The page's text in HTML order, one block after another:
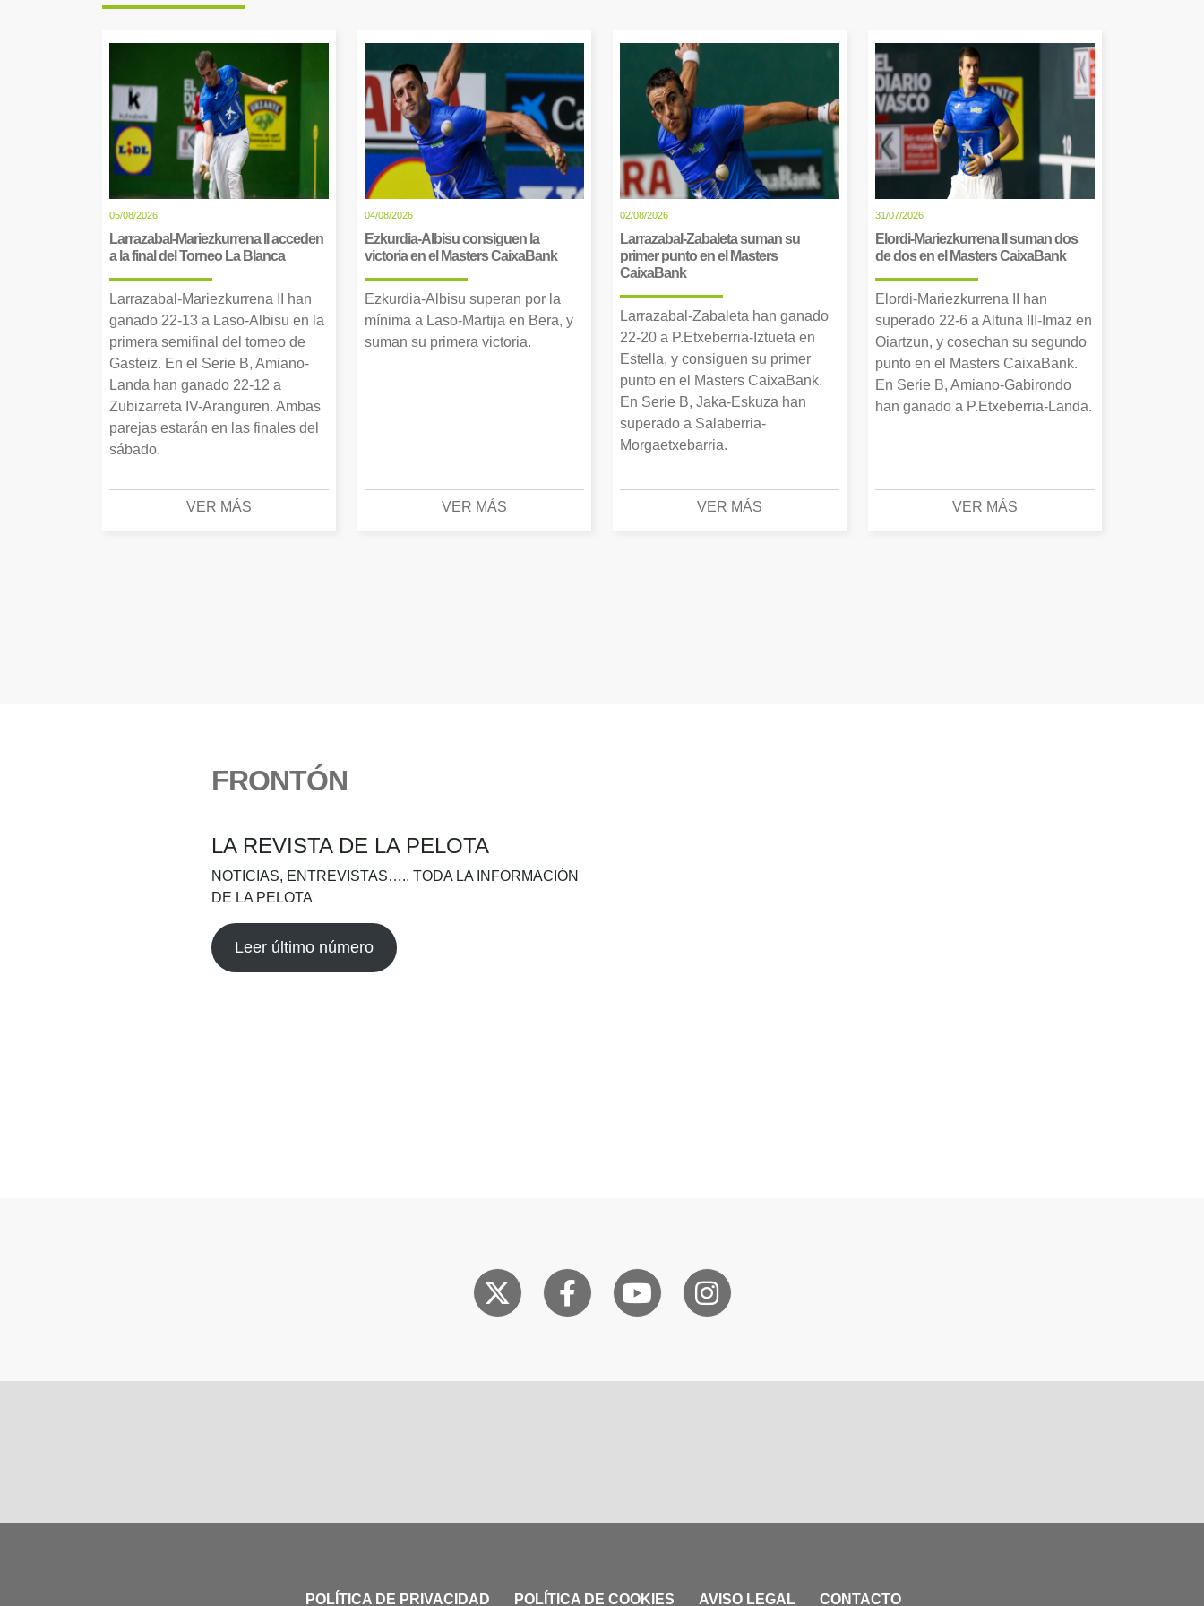
05/08/2026
Larrazabal-Mariezkurrena II acceden
a la final del Torneo La Blanca
Larrazabal-Mariezkurrena II han
ganado 22-13 a Laso-Albisu en la
primera semifinal del torneo de
Gasteiz. En el Serie B, Amiano-
Landa han ganado 22-12 a
Zubizarreta IV-Aranguren. Ambas
parejas estarán en las finales del
sábado.
VER MÁS
04/08/2026
Ezkurdia-Albisu consiguen la
victoria en el Masters CaixaBank
Ezkurdia-Albisu superan por la
mínima a Laso-Martija en Bera, y
suman su primera victoria.
VER MÁS
02/08/2026
Larrazabal-Zabaleta suman su
primer punto en el Masters
CaixaBank
Larrazabal-Zabaleta han ganado
22-20 a P.Etxeberria-Iztueta en
Estella, y consiguen su primer
punto en el Masters CaixaBank.
En Serie B, Jaka-Eskuza han
superado a Salaberria-
Morgaetxebarria.
VER MÁS
31/07/2026
Elordi-Mariezkurrena II suman dos
de dos en el Masters CaixaBank
Elordi-Mariezkurrena II han
superado 22-6 a Altuna III-Imaz en
Oiartzun, y cosechan su segundo
punto en el Masters CaixaBank.
En Serie B, Amiano-Gabirondo
han ganado a P.Etxeberria-Landa.
VER MÁS
FRONTÓN
LA REVISTA DE LA PELOTA
NOTICIAS, ENTREVISTAS….. TODA LA INFORMACIÓN
DE LA PELOTA
Leer último número
POLÍTICA DE PRIVACIDAD POLÍTICA DE COOKIES AVISO LEGAL CONTACTO